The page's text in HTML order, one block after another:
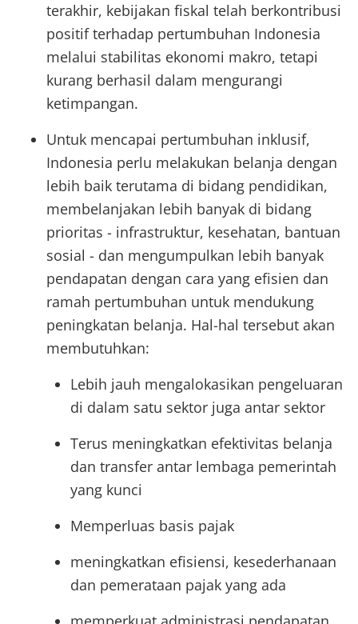
terakhir, kebijakan fiskal telah berkontribusi
positif terhadap pertumbuhan Indonesia
melalui stabilitas ekonomi makro, tetapi
kurang berhasil dalam mengurangi
ketimpangan.
Untuk mencapai pertumbuhan inklusif,
Indonesia perlu melakukan belanja dengan
lebih baik terutama di bidang pendidikan,
membelanjakan lebih banyak di bidang
prioritas - infrastruktur, kesehatan, bantuan
sosial - dan mengumpulkan lebih banyak
pendapatan dengan cara yang efisien dan
ramah pertumbuhan untuk mendukung
peningkatan belanja. Hal-hal tersebut akan
membutuhkan:
Lebih jauh mengalokasikan pengeluaran
di dalam satu sektor juga antar sektor
Terus meningkatkan efektivitas belanja
dan transfer antar lembaga pemerintah
yang kunci
Memperluas basis pajak
meningkatkan efisiensi, kesederhanaan
dan pemerataan pajak yang ada